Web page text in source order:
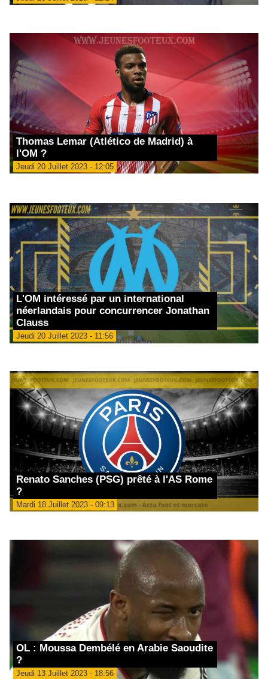
Thomas Lemar (Atlético de Madrid) à
l'OM ?
Jeudi 20 Juillet 2023 - 12:05
L'OM intéressé par un international
néerlandais pour concurrencer Jonathan
Clauss
Jeudi 20 Juillet 2023 - 11:56
Renato Sanches (PSG) prêté à l'AS Rome
?
Mardi 18 Juillet 2023 - 09:13
OL : Moussa Dembélé en Arabie Saoudite
?
Jeudi 13 Juillet 2023 - 18:56